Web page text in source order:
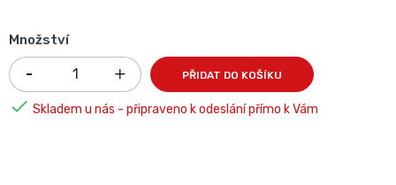
Množství
PŘIDAT DO KOŠÍKU
 Skladem u nás - připraveno k odeslání přímo k Vám